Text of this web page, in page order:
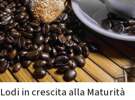
Lodi in crescita alla Maturità